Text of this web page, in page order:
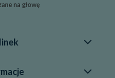
na głowę